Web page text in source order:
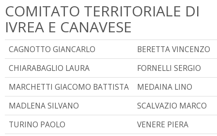
COMITATO TERRITORIALE DI
IVREA E CANAVESE
CAGNOTTO GIANCARLO
BERETTA VINCENZO
CHIARABAGLIO LAURA
FORNELLI SERGIO
MARCHETTI GIACOMO BATTISTA
MEDAINA LINO
MADLENA SILVANO
SCALVAZIO MARCO
TURINO PAOLO
VENERE PIERA